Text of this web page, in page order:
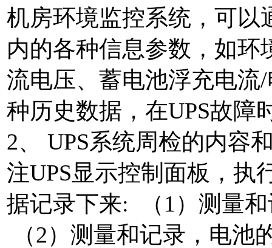
机房环境监控系统，可以
内的各种信息参数，如环
流电压、蓄电池浮充电流
种历史数据，在UPS故障
2、 UPS系统周检的内
注UPS显示控制面板，执
据记录下来: （1）测量
（2）测量和记录，电池